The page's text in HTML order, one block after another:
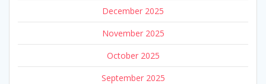
December 2025
November 2025
October 2025
September 2025